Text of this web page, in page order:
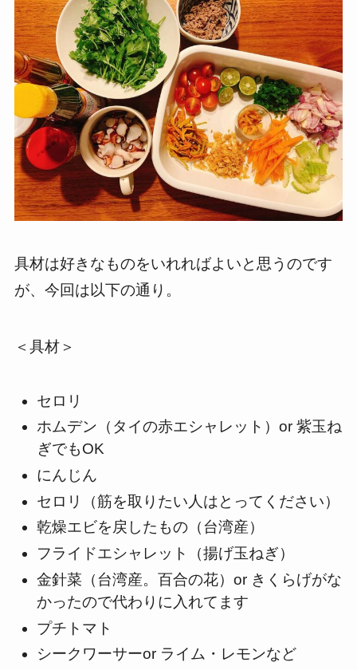
具材は好きなものをいれればよいと思うのです
が、今回は以下の通り。
＜具材＞
セロリ
ホムデン（タイの赤エシャレット）or 紫玉ね
ぎでもOK
にんじん
セロリ（筋を取りたい人はとってください）
乾燥エビを戻したもの（台湾産）
フライドエシャレット（揚げ玉ねぎ）
金針菜（台湾産。百合の花）or きくらげがな
かったので代わりに入れてます
プチトマト
シークワーサーor ライム・レモンなど